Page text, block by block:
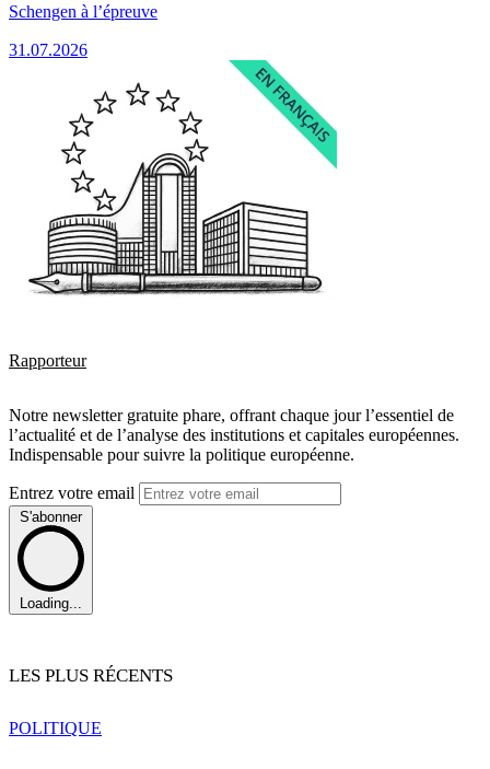
Schengen à l’épreuve
31.07.2026
Rapporteur
Notre newsletter gratuite phare, offrant chaque jour l’essentiel de
l’actualité et de l’analyse des institutions et capitales européennes.
Indispensable pour suivre la politique européenne.
Entrez votre email
S'abonner
Loading...
LES PLUS RÉCENTS
POLITIQUE